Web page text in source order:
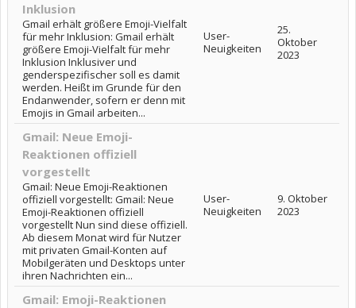
Inklusion
Gmail erhält größere Emoji-Vielfalt
für mehr Inklusion: Gmail erhält
größere Emoji-Vielfalt für mehr
Inklusion Inklusiver und
genderspezifischer soll es damit
werden. Heißt im Grunde für den
Endanwender, sofern er denn mit
Emojis in Gmail arbeiten...
User-
Neuigkeiten
25.
Oktober
2023
Gmail: Neue Emoji-
Reaktionen offiziell
vorgestellt
Gmail: Neue Emoji-Reaktionen
offiziell vorgestellt: Gmail: Neue
Emoji-Reaktionen offiziell
vorgestellt Nun sind diese offiziell.
Ab diesem Monat wird für Nutzer
mit privaten Gmail-Konten auf
Mobilgeräten und Desktops unter
ihren Nachrichten ein...
User-
Neuigkeiten
9. Oktober
2023
Gmail: Emoji-Reaktionen